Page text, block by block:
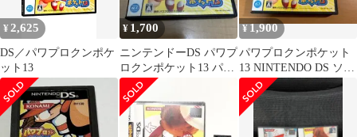
¥ 2,625
DS／パワプロクンポケ
ット13
¥ 1,700
ニンテンドーDS パワプ
ロクンポケット13 パワ
プロ
¥1,900
パワプロクンポケット
13 NINTENDO DS ソフ
ト -1070